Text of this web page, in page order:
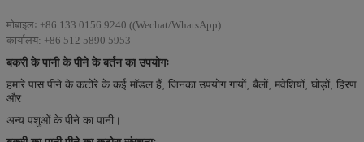
मोबाइलः +86 133 0156 9240 ((Wechat/WhatsApp)
कार्यालय: +86 512 5890 5953
बकरी के पानी के पीने के बर्तन का उपयोगः
हमारे पास पीने के कटोरे के कई मॉडल हैं, जिनका उपयोग गायों, बैलों, मवेशियों, घोड़ों, हिरण
और
अन्य पशुओं के पीने का पानी।